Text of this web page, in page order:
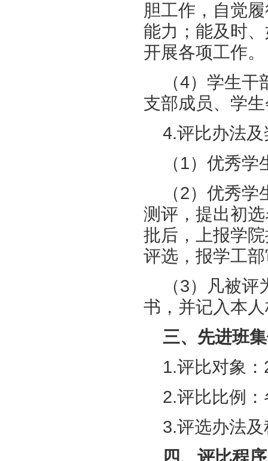
胆工作，自觉
能力；能及时
开展各项工作。
（4）学生
支部成员、学
4.评比办法
（1）优秀
（2）优秀
测评，提出初
批后，上报学
评选，报学工
（3）凡被
书，并记入本
三、先进班
1.评比对象
2.评比比例
3.评选办法
四、评比程序